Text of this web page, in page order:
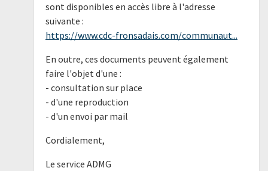
sont disponibles en accès libre à l'adresse
suivante :
https://www.cdc-fronsadais.com/communaut...
En outre, ces documents peuvent également
faire l'objet d'une :
- consultation sur place
- d'une reproduction
- d'un envoi par mail
Cordialement,
Le service ADMG